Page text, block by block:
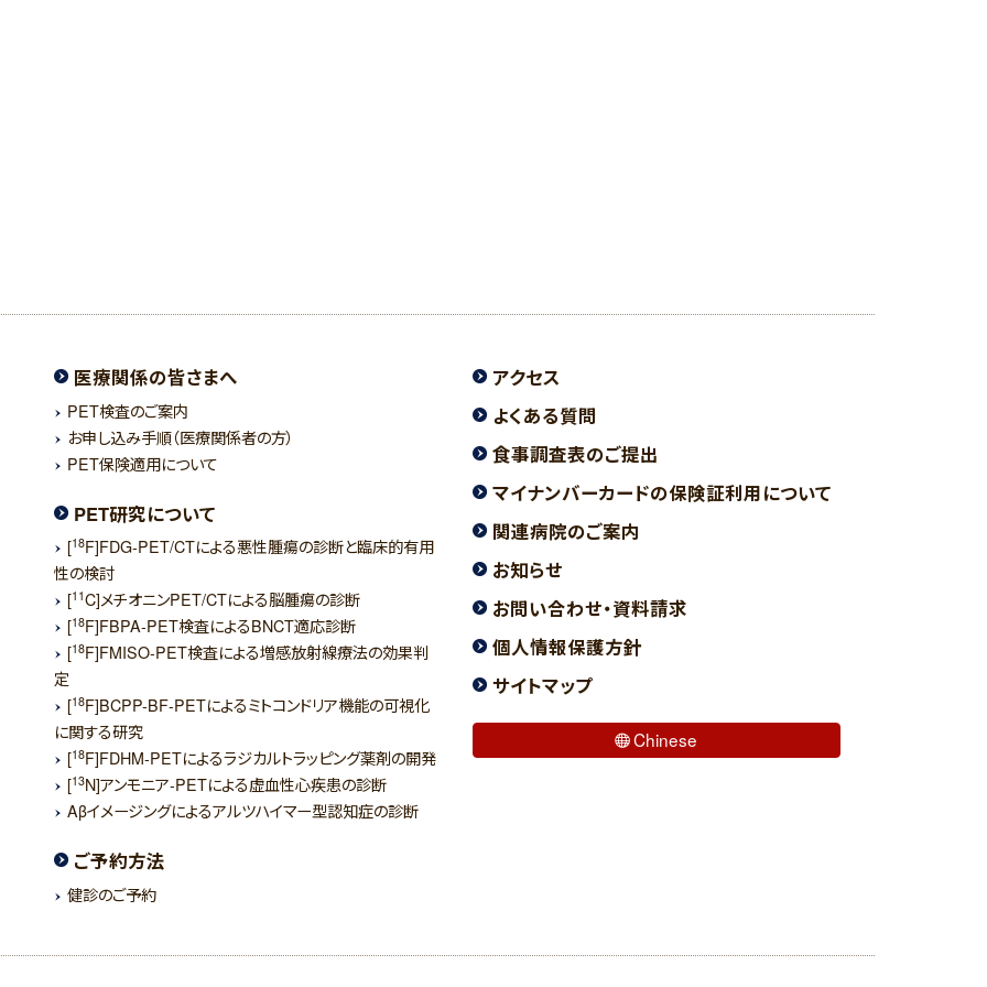
医療関係の皆さまへ
PET検査のご案内
お申し込み手順（医療関係者の方）
PET保険適用について
PET研究について
[18F]FDG-PET/CTによる悪性腫瘍の診断と臨床的有用
性の検討
[11C]メチオニンPET/CTによる脳腫瘍の診断
[18F]FBPA-PET検査によるBNCT適応診断
[18F]FMISO-PET検査による増感放射線療法の効果判
定
[18F]BCPP-BF-PETによるミトコンドリア機能の可視化
に関する研究
[18F]FDHM-PETによるラジカルトラッピング薬剤の開発
[13N]アンモニア-PETによる虚血性心疾患の診断
Aβイメージングによるアルツハイマー型認知症の診断
ご予約方法
健診のご予約
アクセス
よくある質問
食事調査表のご提出
マイナンバーカードの保険証利用について
関連病院のご案内
お知らせ
お問い合わせ・資料請求
個人情報保護方針
サイトマップ
Chinese